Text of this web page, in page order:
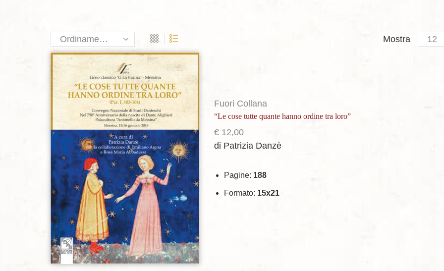
Mostra
Aggiungi alla lista dei desideri
Fuori Collana
“Le cose tutte quante hanno ordine tra loro”
€ 12,00
di Patrizia Danzè
Pagine: 188
Formato: 15x21